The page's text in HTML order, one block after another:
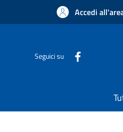
Accedi
Seguici su